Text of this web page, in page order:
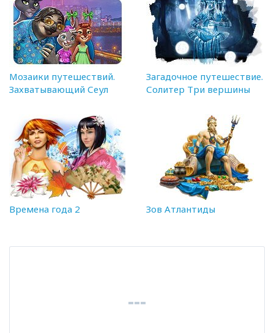
Мозаики путешествий.
Захватывающий Сеул
Загадочное путешествие.
Солитер Три вершины
Времена года 2 Зов Атлантиды